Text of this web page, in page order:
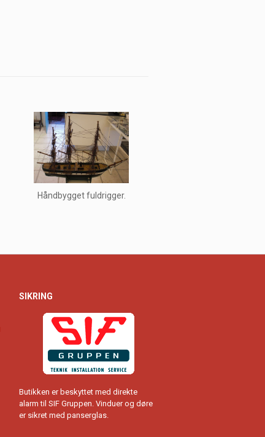
Håndbygget fuldrigger.
SIKRING
Butikken er beskyttet med direkte
alarm til SIF Gruppen. Vinduer og døre
er sikret med panserglas.